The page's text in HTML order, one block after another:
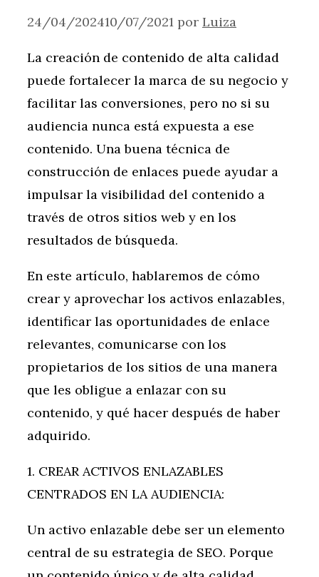
24/04/202410/07/2021 por Luiza
La creación de contenido de alta calidad
puede fortalecer la marca de su negocio y
facilitar las conversiones, pero no si su
audiencia nunca está expuesta a ese
contenido. Una buena técnica de
construcción de enlaces puede ayudar a
impulsar la visibilidad del contenido a
través de otros sitios web y en los
resultados de búsqueda.
En este artículo, hablaremos de cómo
crear y aprovechar los activos enlazables,
identificar las oportunidades de enlace
relevantes, comunicarse con los
propietarios de los sitios de una manera
que les obligue a enlazar con su
contenido, y qué hacer después de haber
adquirido.
1. CREAR ACTIVOS ENLAZABLES
CENTRADOS EN LA AUDIENCIA:
Un activo enlazable debe ser un elemento
central de su estrategia de SEO. Porque